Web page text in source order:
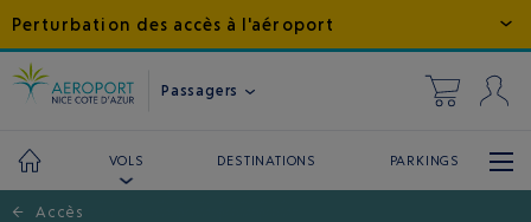
Perturbation des accès à l'aéroport
Passagers
VOLS DESTINATIONS PARKINGS
← Accès